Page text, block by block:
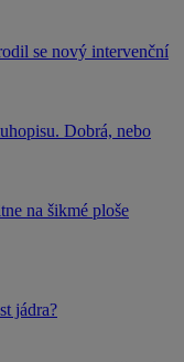
se nový intervenční
Dobrá, nebo
na šikmé ploše
jádra?